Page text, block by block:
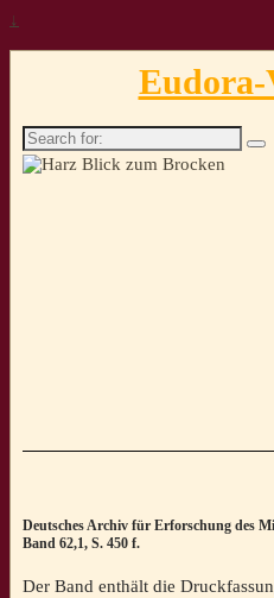
↓
Eudora-
Search
for:
Deutsches Archiv für Erforschung des
Band 62,1, S. 450 f.
Der Band enthält die